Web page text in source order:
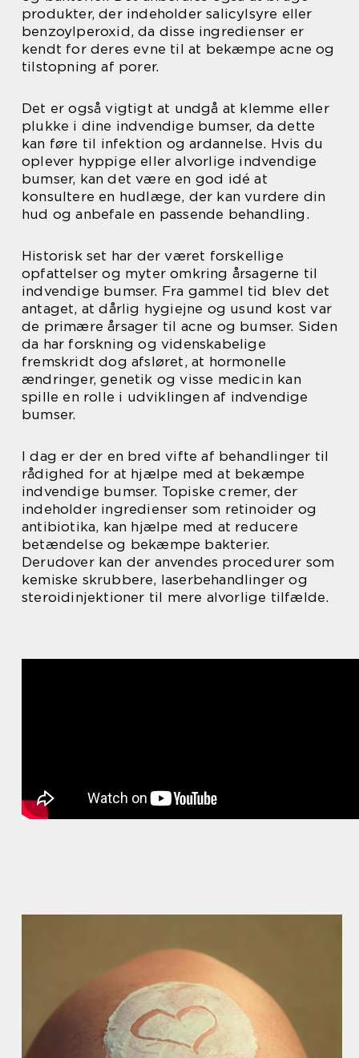
produkter, der indeholder salicylsyre eller
benzoylperoxid, da disse ingredienser er
kendt for deres evne til at bekæmpe acne og
tilstopning af porer.
Det er også vigtigt at undgå at klemme eller
plukke i dine indvendige bumser, da dette
kan føre til infektion og ardannelse. Hvis du
oplever hyppige eller alvorlige indvendige
bumser, kan det være en god idé at
konsultere en hudlæge, der kan vurdere din
hud og anbefale en passende behandling.
Historisk set har der været forskellige
opfattelser og myter omkring årsagerne til
indvendige bumser. Fra gammel tid blev det
antaget, at dårlig hygiejne og usund kost var
de primære årsager til acne og bumser. Siden
da har forskning og videnskabelige
fremskridt dog afsløret, at hormonelle
ændringer, genetik og visse medicin kan
spille en rolle i udviklingen af indvendige
bumser.
I dag er der en bred vifte af behandlinger til
rådighed for at hjælpe med at bekæmpe
indvendige bumser. Topiske cremer, der
indeholder ingredienser som retinoider og
antibiotika, kan hjælpe med at reducere
betændelse og bekæmpe bakterier.
Derudover kan der anvendes procedurer som
kemiske skrubbere, laserbehandlinger og
steroidinjektioner til mere alvorlige tilfælde.